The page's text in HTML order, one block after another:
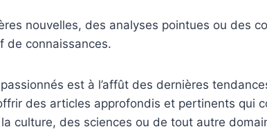
nouvelles, des analyses pointues ou des
de connaissances.
est à l’affût des dernières
des articles approfondis et pertinents qui
culture, des sciences ou de tout autre